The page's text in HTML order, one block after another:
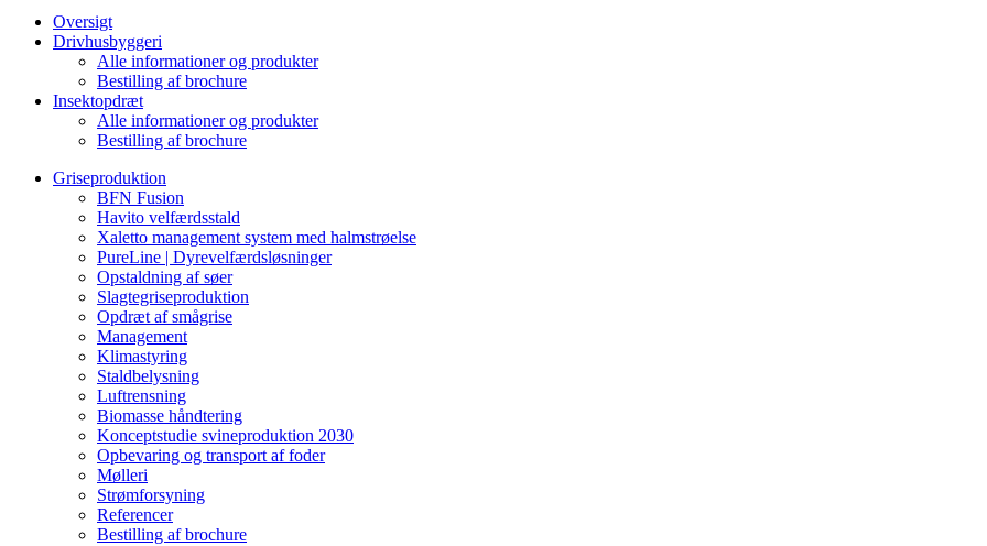
Oversigt
Drivhusbyggeri
Alle informationer og produkter
Bestilling af brochure
Insektopdræt
Alle informationer og produkter
Bestilling af brochure
Griseproduktion
BFN Fusion
Havito velfærdsstald
Xaletto management system med halmstrøelse
PureLine | Dyrevelfærdsløsninger
Opstaldning af søer
Slagtegriseproduktion
Opdræt af smågrise
Management
Klimastyring
Staldbelysning
Luftrensning
Biomasse håndtering
Konceptstudie svineproduktion 2030
Opbevaring og transport af foder
Mølleri
Strømforsyning
Referencer
Bestilling af brochure